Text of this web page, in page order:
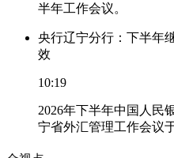
半年工作会议。
央行辽宁分行：下半年
效
10:19
2026年下半年中国人民
宁省外汇管理工作会议